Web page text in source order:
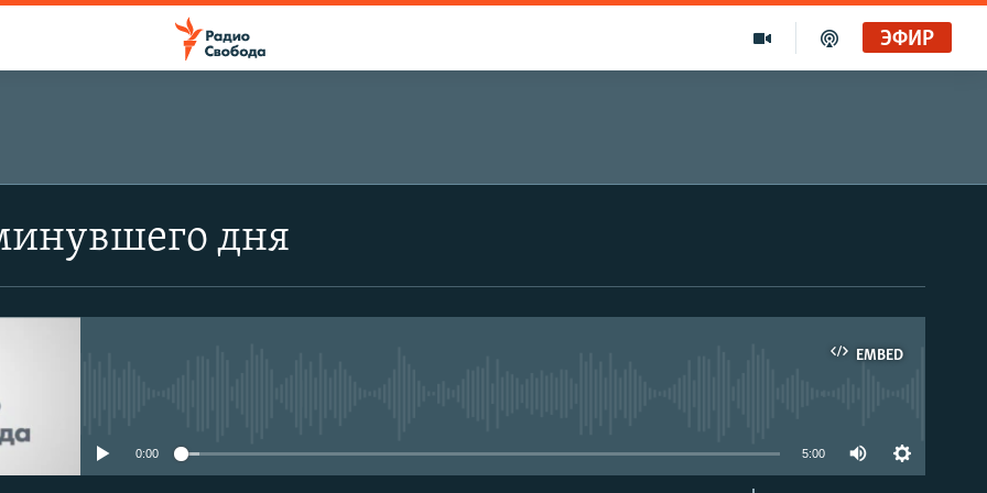
ЭФИР
дня
EMBED
0:00 5:00